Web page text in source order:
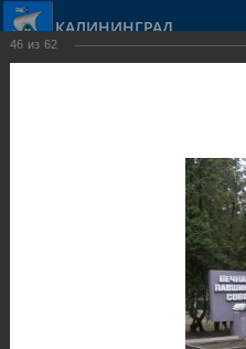
КАЛИНИНГРАД
Скульптуры и мемориалы
46 из 62